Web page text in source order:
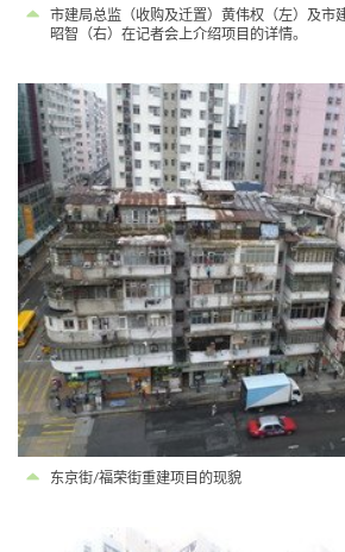
市建局总监（收购及迁置）黄伟权（左）及市
昭智（右）在记者会上介绍项目的详情。
东京街/福荣街重建项目的现貌